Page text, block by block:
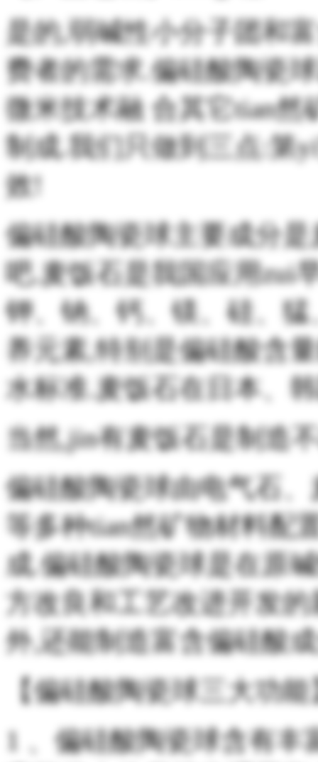
是的,弱碱性小分子团和
费者的需求.偏硅酸陶瓷
微米技术融 合其它tian
制成.我们只做到三点:第
效!
偏硅酸陶瓷球主要成分
吧.麦饭石是我国应用zui
钾、钠、钙、镁、硅、
养元素,特别是偏硅酸含
水标准.麦饭石在日本、
当然,jin有麦饭石是制造
偏硅酸陶瓷球由电气石
等多种tian然矿物材料配
成.偏硅酸陶瓷球是在原
方改良和工艺改进开发
外,还能制造富含偏硅酸
【偏硅酸陶瓷球三大功能
1 、偏硅酸陶瓷球含有